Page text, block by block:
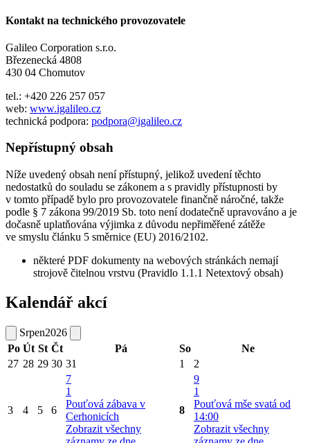
Kontakt na technického provozovatele
Galileo Corporation s.r.o.
Březenecká 4808
430 04 Chomutov
tel.: +420 226 257 057
web: www.igalileo.cz
technická podpora: podpora@igalileo.cz
Nepřístupný obsah
Níže uvedený obsah není přístupný, jelikož uvedení těchto
nedostatků do souladu se zákonem a s pravidly přístupnosti by
v tomto případě bylo pro provozovatele finančně náročné, takže
podle § 7 zákona 99/2019 Sb. toto není dodatečně upravováno a je
dočasně uplatňována výjimka z důvodu nepřiměřené zátěže
ve smyslu článku 5 směrnice (EU) 2016/2102.
některé PDF dokumenty na webových stránkách nemají
strojově čitelnou vrstvu (Pravidlo 1.1.1 Netextový obsah)
Kalendář akcí
Srpen2026
Po Út St Čt Pá So
Ne
27 28 29 30 31 1 2
3 4 5 6
7
1
Pouťová zábava v
Cerhonicích
Zobrazit všechny
8
9
1
Pouťová mše svatá od
14:00
Zobrazit všechny